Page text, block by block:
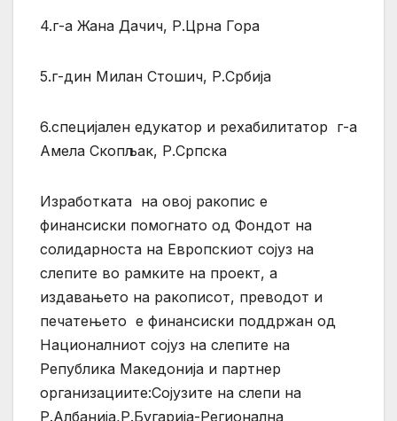
4.г-а Жана Дачич, Р.Црна Гора
5.г-дин Милан Стошич, Р.Србија
6.специјален едукатор и рехабилитатор г-а
Амела Скопљак, Р.Српска
Изработката на овој ракопис е
финансиски помогнато од Фондот на
солидарноста на Европскиот сојуз на
слепите во рамките на проект, а
издавањето на ракописот, преводот и
печатењето е финансиски поддржан од
Националниот сојуз на слепите на
Република Македонија и партнер
организациите:Сојузите на слепи на
Р.Албанија,Р.Бугарија-Регионална